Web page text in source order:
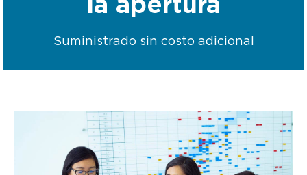
la apertura
Suministrado sin costo adicional